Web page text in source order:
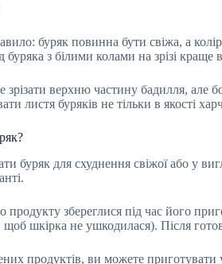
буряк повинна бути свіжа, а
з білими колами на зрізі краще
верхню частину бадилля, але
листя буряків не тільки в якості
буряк для схуднення свіжої або у
продукту збереглися під час його
шкірка не ушкодилася). Після
продуктів, ви можете приготувати